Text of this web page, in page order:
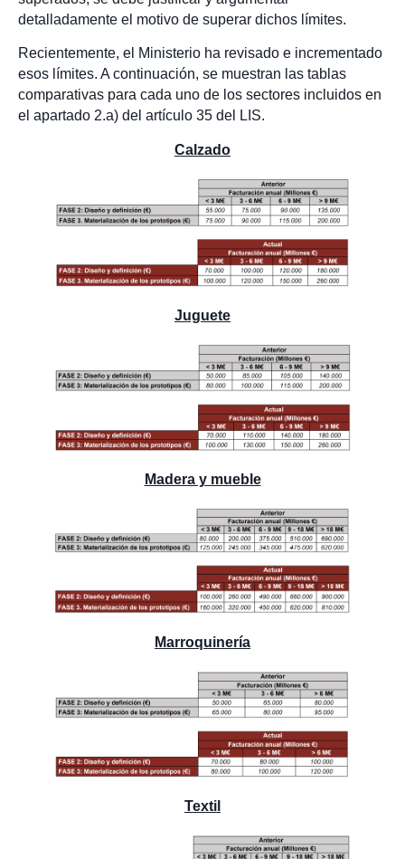
detalladamente el motivo de superar dichos límites.
Recientemente, el Ministerio ha revisado e incrementado
esos límites. A continuación, se muestran las tablas
comparativas para cada uno de los sectores incluidos en
el apartado 2.a) del artículo 35 del LIS.
Calzado
Juguete
Madera y mueble
Marroquinería
Textil